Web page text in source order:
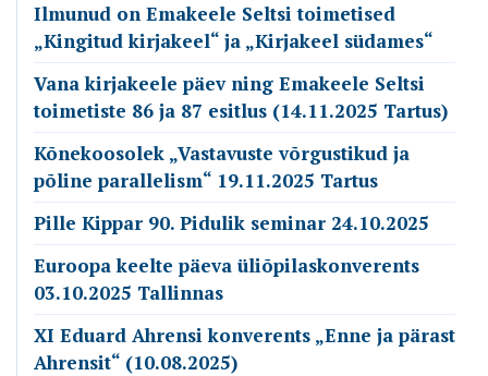
Ilmunud on Emakeele Seltsi toimetised
„Kingitud kirjakeel“ ja „Kirjakeel südames“
Vana kirjakeele päev ning Emakeele Seltsi
toimetiste 86 ja 87 esitlus (14.11.2025 Tartus)
Kõnekoosolek „Vastavuste võrgustikud ja
põline parallelism“ 19.11.2025 Tartus
Pille Kippar 90. Pidulik seminar 24.10.2025
Euroopa keelte päeva üliõpilaskonverents
03.10.2025 Tallinnas
XI Eduard Ahrensi konverents „Enne ja pärast
Ahrensit“ (10.08.2025)
Emakeele Selts
Roosikrantsi 6
10119 Tallinn